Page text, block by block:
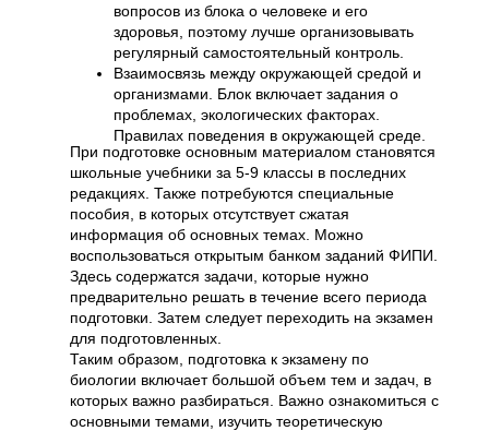
вопросов из блока о человеке и его
здоровья, поэтому лучше организовывать
регулярный самостоятельный контроль.
Взаимосвязь между окружающей средой и
организмами. Блок включает задания о
проблемах, экологических факторах.
Правилах поведения в окружающей среде.
При подготовке основным материалом становятся
школьные учебники за 5-9 классы в последних
редакциях. Также потребуются специальные
пособия, в которых отсутствует сжатая
информация об основных темах. Можно
воспользоваться открытым банком заданий ФИПИ.
Здесь содержатся задачи, которые нужно
предварительно решать в течение всего периода
подготовки. Затем следует переходить на экзамен
для подготовленных.
Таким образом, подготовка к экзамену по
биологии включает большой объем тем и задач, в
которых важно разбираться. Важно ознакомиться с
основными темами, изучить теоретическую